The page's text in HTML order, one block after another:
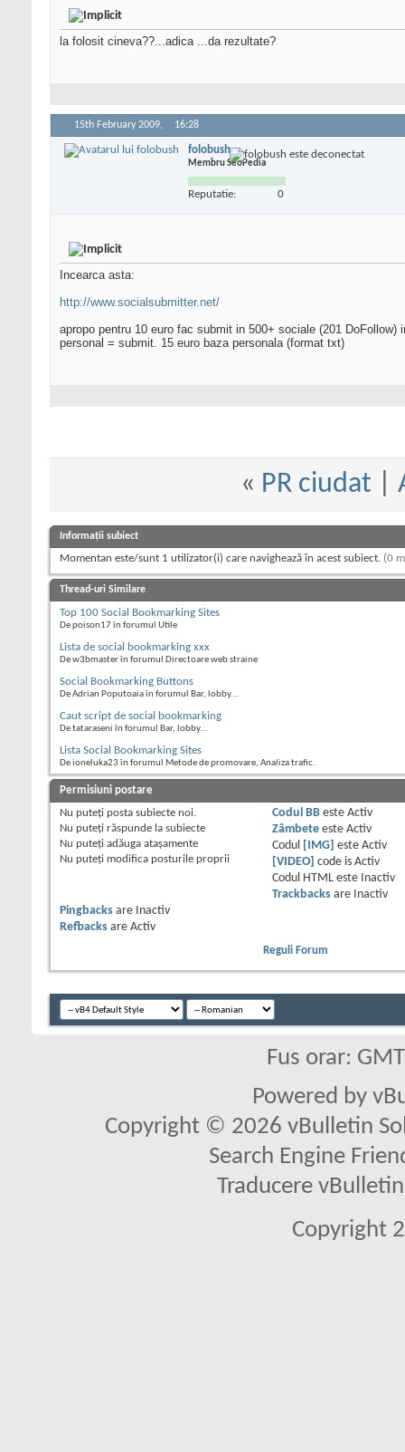
la folosit cineva??...adica ...da rezultate?
15th February 2009, 16:28
folobush
Membru SeoPedia
Reputatie: 0
Incearca asta:
http://www.socialsubmitter.net/
apropo pentru 10 euro fac submit in 500+ sociale (201
personal = submit. 15 euro baza personala (format txt)
« PR ciudat
Informații subiect
Momentan este/sunt 1 utilizator(i) care navighează în acest subiect. (0
Thread-uri Similare
Top 100 Social Bookmarking Sites
De poison17 în forumul Utile
Lista de social bookmarking xxx
De w3bmaster în forumul Directoare web straine
Social Bookmarking Buttons
De Adrian Poputoaia în forumul Bar, lobby...
Caut script de social bookmarking
De tataraseni în forumul Bar, lobby...
Lista Social Bookmarking Sites
De ioneluka23 în forumul Metode de promovare, Analiza trafic.
Permisiuni postare
Nu puteţi posta subiecte noi.
Nu puteţi răspunde la subiecte
Nu puteţi adăuga ataşamente
Nu puteţi modifica posturile proprii
Codul BBeste Activ
Zâmbeteeste Activ
Codul
[IMG] este Activ
[VIDEO]
code is Activ
Codul HTML este
Inactiv
Trackbacksare
Inactiv
Pingbacks are
Inactiv
Refbacks are Activ
Reguli Forum
Fus orar:
Powered by
Copyright © 2026 vBulletin
Search Engine
Traducere
Copyright